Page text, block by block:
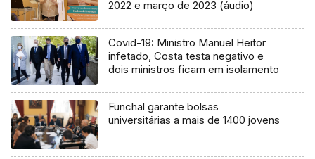
2022 e março de 2023 (áudio)
Covid-19: Ministro Manuel Heitor
infetado, Costa testa negativo e
dois ministros ficam em isolamento
Funchal garante bolsas
universitárias a mais de 1400 jovens